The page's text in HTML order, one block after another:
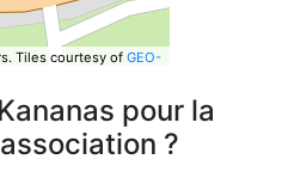
Tiles courtesy of GEO-
pour la
?